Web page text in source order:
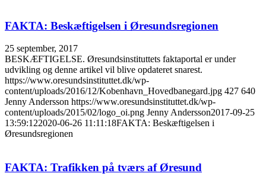
FAKTA: Beskæftigelsen i Øresundsregionen
25 september, 2017
BESKÆFTIGELSE. Øresundsinstituttets faktaportal er under
udvikling og denne artikel vil blive opdateret snarest.
https://www.oresundsinstituttet.dk/wp-
content/uploads/2016/12/Kobenhavn_Hovedbanegard.jpg 427 640
Jenny Andersson https://www.oresundsinstituttet.dk/wp-
content/uploads/2015/02/logo_oi.png Jenny Andersson2017-09-25
13:59:122020-06-26 11:11:18FAKTA: Beskæftigelsen i
Øresundsregionen
FAKTA: Trafikken på tværs af Øresund